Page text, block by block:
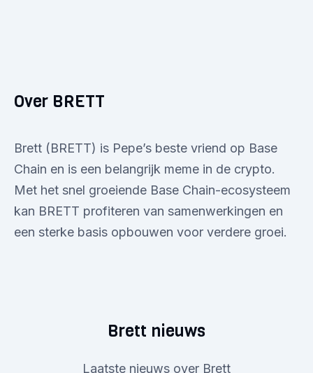
Over BRETT
Brett (BRETT) is Pepe’s beste vriend op Base
Chain en is een belangrijk meme in de crypto.
Met het snel groeiende Base Chain-ecosysteem
kan BRETT profiteren van samenwerkingen en
een sterke basis opbouwen voor verdere groei.
Brett nieuws
Laatste nieuws over Brett